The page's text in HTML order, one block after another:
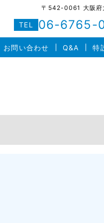
お問い合わせ Q&A 特
〒542-0061 大阪府
TEL 06-6765-